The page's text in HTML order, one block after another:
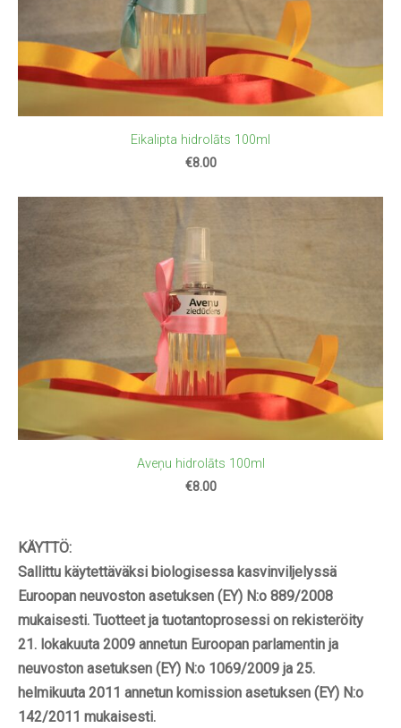
KÄYTTÖ:
Sallittu käytettäväksi biologisessa kasvinviljelyssä
Euroopan neuvoston asetuksen (EY) N:o 889/2008
mukaisesti. Tuotteet ja tuotantoprosessi on rekisteröity
21. lokakuuta 2009 annetun Euroopan parlamentin ja
neuvoston asetuksen (EY) N:o 1069/2009 ja 25.
helmikuuta 2011 annetun komission asetuksen (EY) N:o
142/2011 mukaisesti.
Eikalipta hidrolāts 100ml
€8.00
Aveņu hidrolāts 100ml
€8.00